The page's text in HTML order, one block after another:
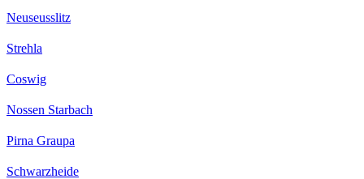
Neuseusslitz
Strehla
Coswig
Nossen Starbach
Pirna Graupa
Schwarzheide